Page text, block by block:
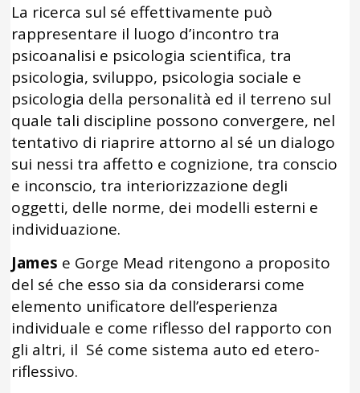
La ricerca sul sé effettivamente può
rappresentare il luogo d’incontro tra
psicoanalisi e psicologia scientifica, tra
psicologia, sviluppo, psicologia sociale e
psicologia della personalità ed il terreno sul
quale tali discipline possono convergere, nel
tentativo di riaprire attorno al sé un dialogo
sui nessi tra affetto e cognizione, tra conscio
e inconscio, tra interiorizzazione degli
oggetti, delle norme, dei modelli esterni e
individuazione.
James e Gorge Mead ritengono a proposito
del sé che esso sia da considerarsi come
elemento unificatore dell’esperienza
individuale e come riflesso del rapporto con
gli altri, il Sé come sistema auto ed etero-
riflessivo.